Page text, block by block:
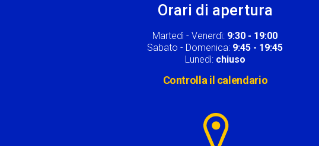
Orari di apertura
Martedì - Venerdì: 9:30 - 19:00
Sabato - Domenica: 9:45 - 19:45
Lunedì: chiuso
Controlla il calendario